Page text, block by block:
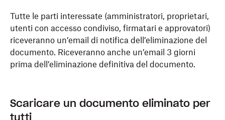
Tutte le parti interessate (amministratori, proprietari,
utenti con accesso condiviso, firmatari e approvatori)
riceveranno un’email di notifica dell’eliminazione del
documento. Riceveranno anche un’email 3 giorni
prima dell’eliminazione definitiva del documento.
Scaricare un documento eliminato per